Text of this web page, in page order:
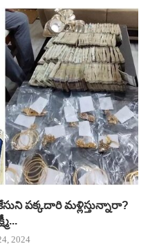
పక్కదారి మళ్లిస్తున్నారా?
2024